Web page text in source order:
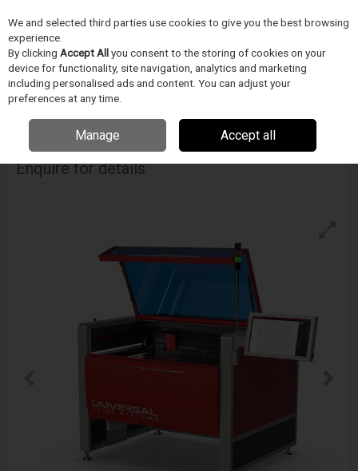
Skip to content
Menu
Home LÉZER TECHNOLÓGIA
Ultra X6000
Enquire for details
We and selected third parties use cookies to give you the best browsing
experience.
By clicking Accept Allyou consent to the storing of cookies on your
device for functionality, site navigation, analytics and marketing
including personalised ads and content. You can adjust your
preferences at any time.
Manage Accept all